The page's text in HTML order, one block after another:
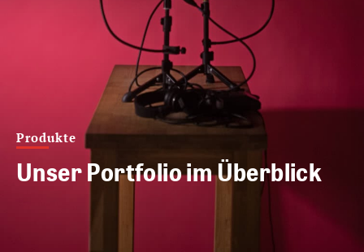
Produkte
Unser Portfolio im Überblick